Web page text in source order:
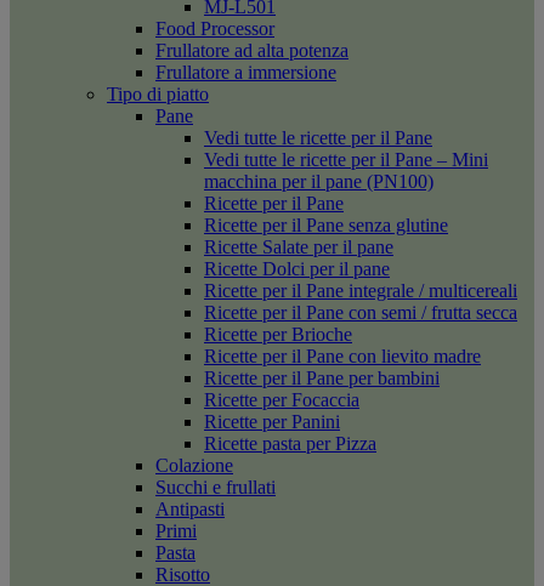
MJ-L501
Food Processor
Frullatore ad alta potenza
Frullatore a immersione
Tipo di piatto
Pane
Vedi tutte le ricette per il Pane
Vedi tutte le ricette per il Pane – Mini
macchina per il pane (PN100)
Ricette per il Pane
Ricette per il Pane senza glutine
Ricette Salate per il pane
Ricette Dolci per il pane
Ricette per il Pane integrale / multicereali
Ricette per il Pane con semi / frutta secca
Ricette per Brioche
Ricette per il Pane con lievito madre
Ricette per il Pane per bambini
Ricette per Focaccia
Ricette per Panini
Ricette pasta per Pizza
Colazione
Succhi e frullati
Antipasti
Primi
Pasta
Risotto